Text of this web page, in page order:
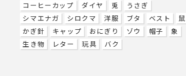
コーヒーカップ
ダイヤ 兎
うさぎ
シマエナガ
シロクマ 洋服 ブタ ベスト
鼠
かぎ針
キャップ おにぎり ゾウ 帽子
象
生き物
レター 玩具 バク